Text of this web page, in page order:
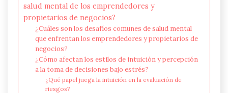
salud mental de los emprendedores y
propietarios de negocios?
¿Cuáles son los desafíos comunes de salud mental
que enfrentan los emprendedores y propietarios de
negocios?
¿Cómo afectan los estilos de intuición y percepción
a la toma de decisiones bajo estrés?
¿Qué papel juega la intuición en la evaluación de
riesgos?